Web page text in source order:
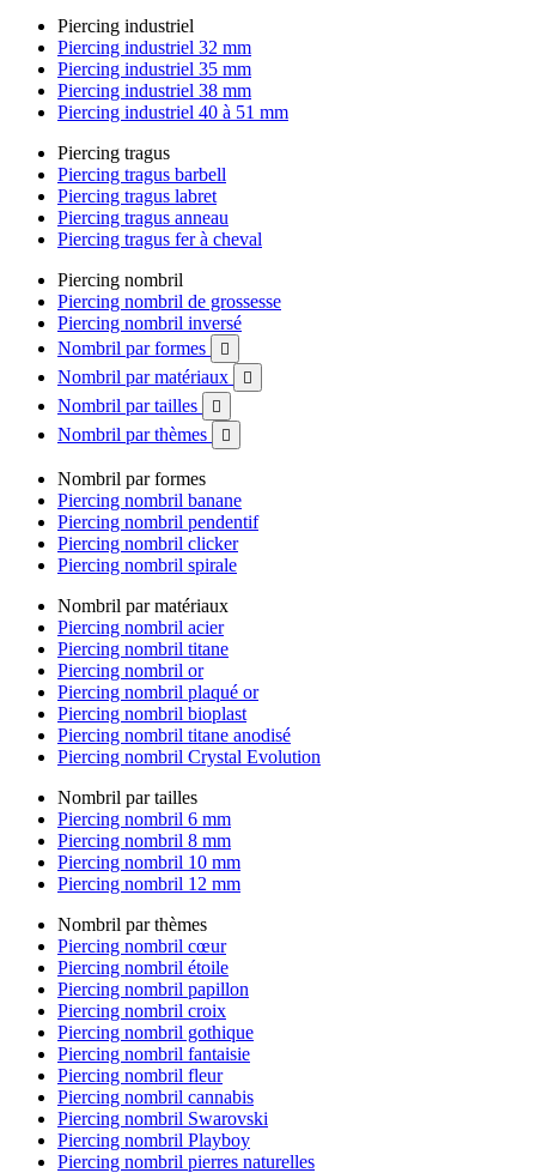
Piercing industriel
Piercing industriel 32 mm
Piercing industriel 35 mm
Piercing industriel 38 mm
Piercing industriel 40 à 51 mm
Piercing tragus
Piercing tragus barbell
Piercing tragus labret
Piercing tragus anneau
Piercing tragus fer à cheval
Piercing nombril
Piercing nombril de grossesse
Piercing nombril inversé
Nombril par formes

Nombril par matériaux 
Nombril par tailles 
Nombril par thèmes 
Nombril par formes
Piercing nombril banane
Piercing nombril pendentif
Piercing nombril clicker
Piercing nombril spirale
Nombril par matériaux
Piercing nombril acier
Piercing nombril titane
Piercing nombril or
Piercing nombril plaqué or
Piercing nombril bioplast
Piercing nombril titane anodisé
Piercing nombril Crystal Evolution
Nombril par tailles
Piercing nombril 6 mm
Piercing nombril 8 mm
Piercing nombril 10 mm
Piercing nombril 12 mm
Nombril par thèmes
Piercing nombril cœur
Piercing nombril étoile
Piercing nombril papillon
Piercing nombril croix
Piercing nombril gothique
Piercing nombril fantaisie
Piercing nombril fleur
Piercing nombril cannabis
Piercing nombril Swarovski
Piercing nombril Playboy
Piercing nombril pierres naturelles